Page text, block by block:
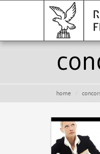
home